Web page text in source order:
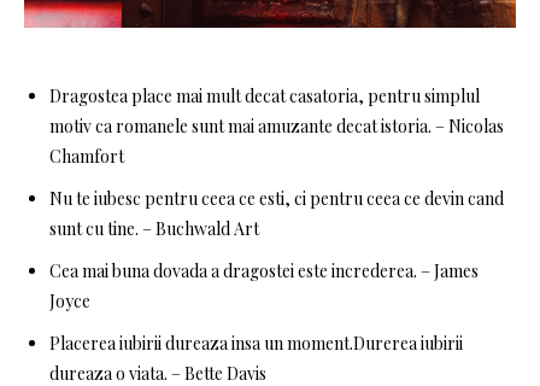
Dragostea place mai mult decat casatoria, pentru simplul
motiv ca romanele sunt mai amuzante decat istoria. – Nicolas
Chamfort
Nu te iubesc pentru ceea ce esti, ci pentru ceea ce devin cand
sunt cu tine. – Buchwald Art
Cea mai buna dovada a dragostei este increderea. – James
Joyce
Placerea iubirii dureaza insa un moment.Durerea iubirii
dureaza o viata. – Bette Davis